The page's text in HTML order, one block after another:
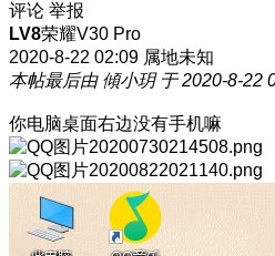
评论 举报
LV8荣耀V30 Pro
2020-8-22 02:09 属地未知
本帖最后由 傾小玥 于 2020-8-22
你电脑桌面右边没有手机嘛